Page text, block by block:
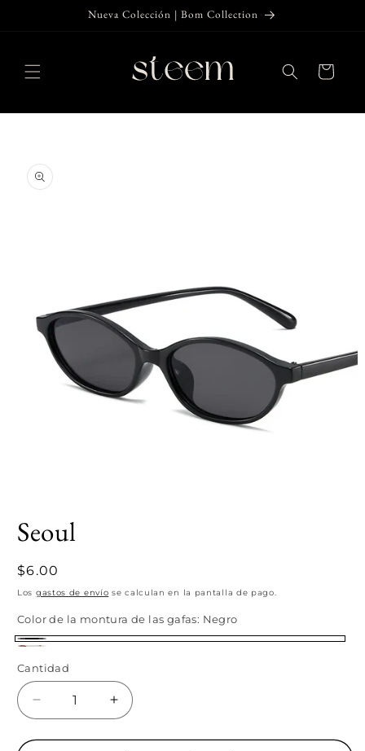
directamenteNueva Colección | Bom Collection
Carrito
información
multimedia
1
ventana
Seoul
Precio
habitual
$6.00
Los gastos de envío se calculan en la pantalla de pago.
Color de la montura de las gafas: Negro
Negro
de
Leopardo
Cantidad
Cantidad
Reducir
cantidad
para
Aumentar
cantidad
para